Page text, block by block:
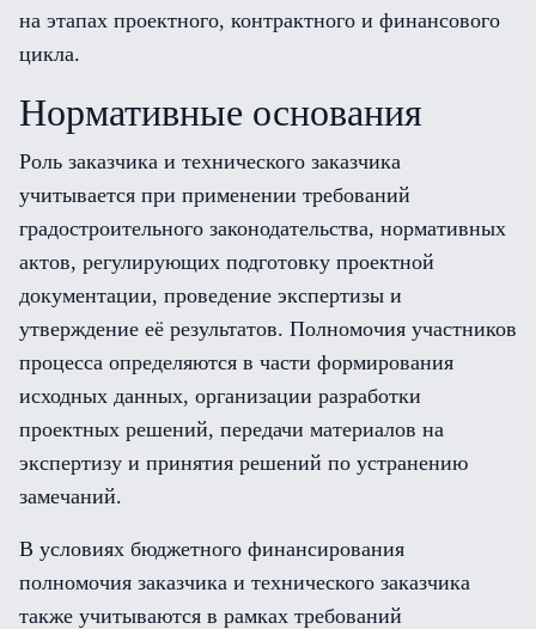
на этапах проектного, контрактного и финансового
цикла.
Нормативные основания
Роль заказчика и технического заказчика
учитывается при применении требований
градостроительного законодательства, нормативных
актов, регулирующих подготовку проектной
документации, проведение экспертизы и
утверждение её результатов. Полномочия участников
процесса определяются в части формирования
исходных данных, организации разработки
проектных решений, передачи материалов на
экспертизу и принятия решений по устранению
замечаний.
В условиях бюджетного финансирования
полномочия заказчика и технического заказчика
также учитываются в рамках требований